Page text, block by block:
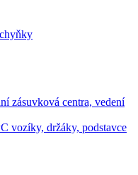
zásuvková centra, vedení
vozíky, držáky, podstavce